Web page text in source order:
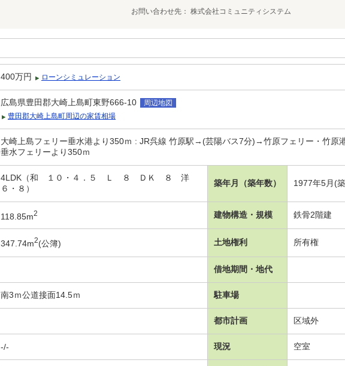
お問い合わせ先 株式会社コミュニティシステム
400万円 ローンシミュレーション
広島県豊田郡大崎上島町東野666-10
周辺地図
豊田郡大崎上島町周辺の家賃相場
大崎上島フェリー垂水港より350ｍ : JR呉線 竹原駅→(芸陽バス7分)→竹原フェリー・竹
垂水フェリーより350ｍ
4LDK（和 １０・４．５ Ｌ ８ ＤＫ ８ 洋
６・８）
築年月（築年数） 1977年5月(
118.85m2 建物構造・規模 鉄骨2階建
347.74m2(公簿) 土地権利 所有権
借地期間・地代
南3ｍ公道接面14.5ｍ 駐車場
都市計画 区域外
-/- 現況 空室